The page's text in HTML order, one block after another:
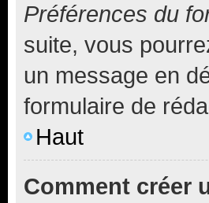
Préférences du
suite, vous
un message en
formulaire de
Haut
Comment créer